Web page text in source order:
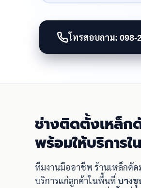
โทรสอบถาม: 098-
ช่างติดตั้งเหล็ก
พร้อมให้บริการ
ทีมงานมืออาชีพ ร้านเหล็กดัด
บริการแก่ลูกค้าในพื้นที่ บางขุ